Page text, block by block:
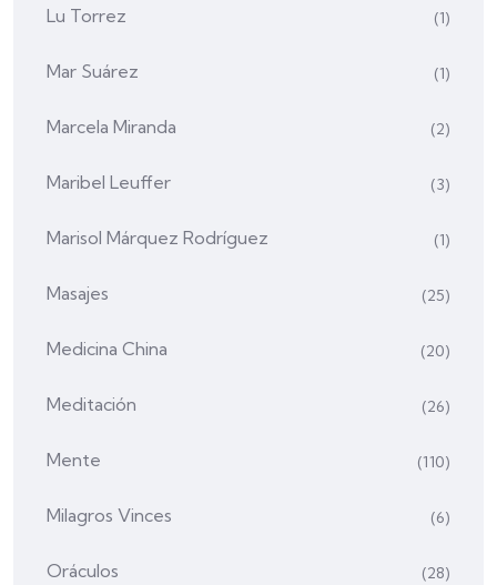
Lu Torrez (1)
Mar Suárez (1)
Marcela Miranda (2)
Maribel Leuffer (3)
Marisol Márquez Rodríguez (1)
Masajes (25)
Medicina China (20)
Meditación (26)
Mente (110)
Milagros Vinces (6)
Oráculos (28)